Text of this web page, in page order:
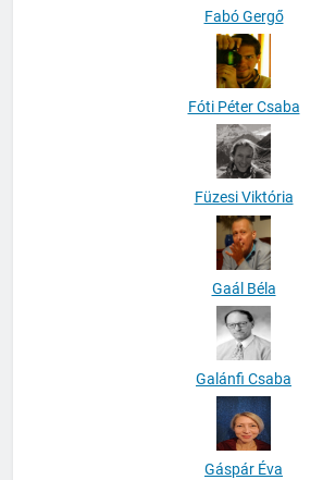
Fabó Gergő
Fóti Péter Csaba
Füzesi Viktória
Gaál Béla
Galánfi Csaba
Gáspár Éva